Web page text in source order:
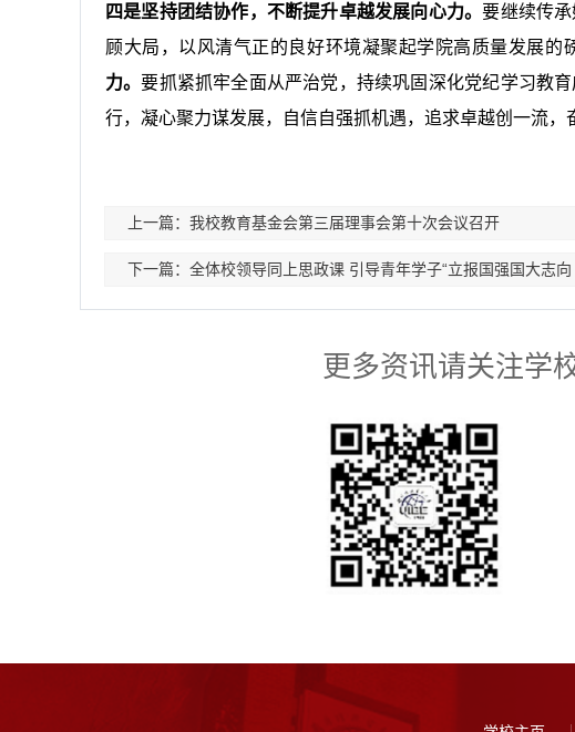
四是坚持团结协作，不断提升卓越发展向心力。要继续传
顾大局，以风清气正的良好环境凝聚起学院高质量发展的
力。要抓紧抓牢全面从严治党，持续巩固深化党纪学习教
行，凝心聚力谋发展，自信自强抓机遇，追求卓越创一流，
上一篇：我校教育基金会第三届理事会第十次会议召开
下一篇：全体校领导同上思政课 引导青年学子“立报国强国大志
更多资讯请关注学